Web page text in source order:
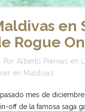
en
Rogue
Por Alberto Piernas en
en Maldivas
pasado mes de
off de la famosa saga